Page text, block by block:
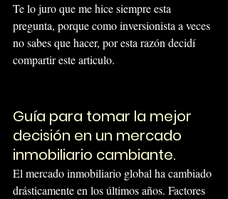
Te lo juro que me hice siempre esta
pregunta, porque como inversionista a veces
no sabes que hacer, por esta razón decidí
compartir este articulo.
Guía para tomar la mejor
decisión en un mercado
inmobiliario cambiante.
El mercado inmobiliario global ha cambiado
drásticamente en los últimos años. Factores